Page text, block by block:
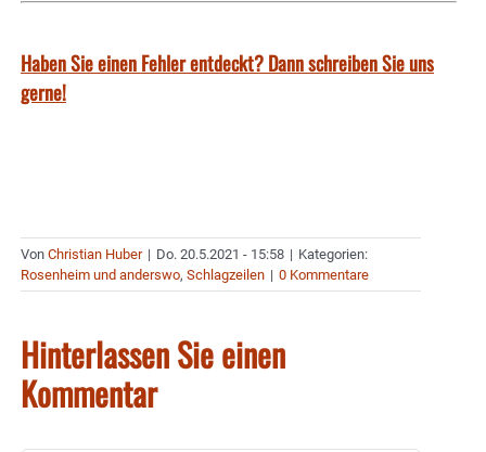
Haben Sie einen Fehler entdeckt? Dann schreiben Sie uns
gerne!
Von Christian Huber | Do. 20.5.2021 - 15:58 | Kategorien:
Rosenheim und anderswo, Schlagzeilen | 0 Kommentare
Hinterlassen Sie einen
Kommentar